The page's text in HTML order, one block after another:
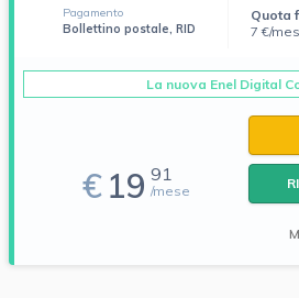
Pagamento
Bollettino postale, RID
Quota
7 €/
La nuova Enel Digital
€19 91
/mese